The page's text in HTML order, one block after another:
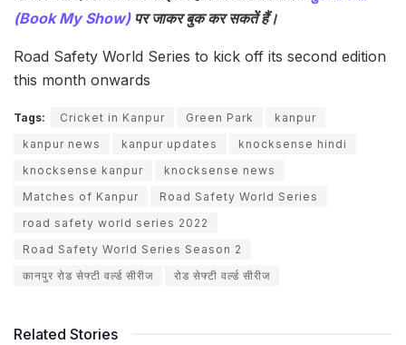
(Book My Show)पर जाकर बुक कर सकतें हैं।
Road Safety World Series to kick off its second edition
this month onwards
Tags: Cricket in Kanpur Green Park
kanpur
kanpur news
kanpur updates
knocksense hindi
knocksense kanpur
knocksense news
Matches of Kanpur
Road Safety World Series
road safety world series 2022
Road Safety World Series Season 2
कानपुर रोड सेफ्टी वर्ल्ड सीरीज
रोड सेफ्टी वर्ल्ड सीरीज
Related Stories